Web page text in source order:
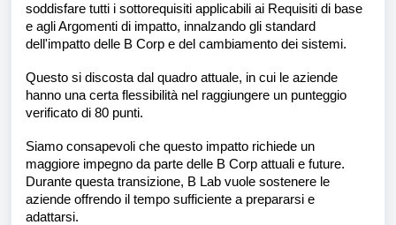
soddisfare tutti i sottorequisiti applicabili ai Requisiti di base
e agli Argomenti di impatto, innalzando gli standard
dell'impatto delle B Corp e del cambiamento dei sistemi.
Questo si discosta dal quadro attuale, in cui le aziende
hanno una certa flessibilità nel raggiungere un punteggio
verificato di 80 punti.
Siamo consapevoli che questo impatto richiede un
maggiore impegno da parte delle B Corp attuali e future.
Durante questa transizione, B Lab vuole sostenere le
aziende offrendo il tempo sufficiente a prepararsi e
adattarsi.